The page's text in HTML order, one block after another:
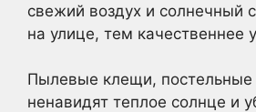
свежий воздух и солнечный
на улице, тем качественнее
Пылевые клещи, постельные
ненавидят теплое солнце и